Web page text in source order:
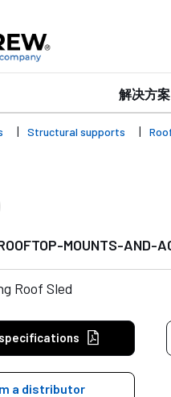
解决方案
Structural supports
MOUNTS-AND-
Roof Sled
a distributor